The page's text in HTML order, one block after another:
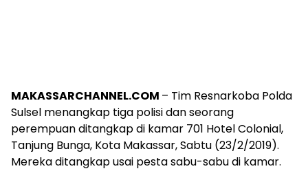
MAKASSARCHANNEL.COM – Tim Resnarkoba Polda
Sulsel menangkap tiga polisi dan seorang
perempuan ditangkap di kamar 701 Hotel Colonial,
Tanjung Bunga, Kota Makassar, Sabtu (23/2/2019).
Mereka ditangkap usai pesta sabu-sabu di kamar.